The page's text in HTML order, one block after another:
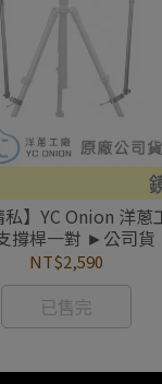
】YC Onion 洋蔥
撐桿一對 ►公司貨
NT$2,590
已售完